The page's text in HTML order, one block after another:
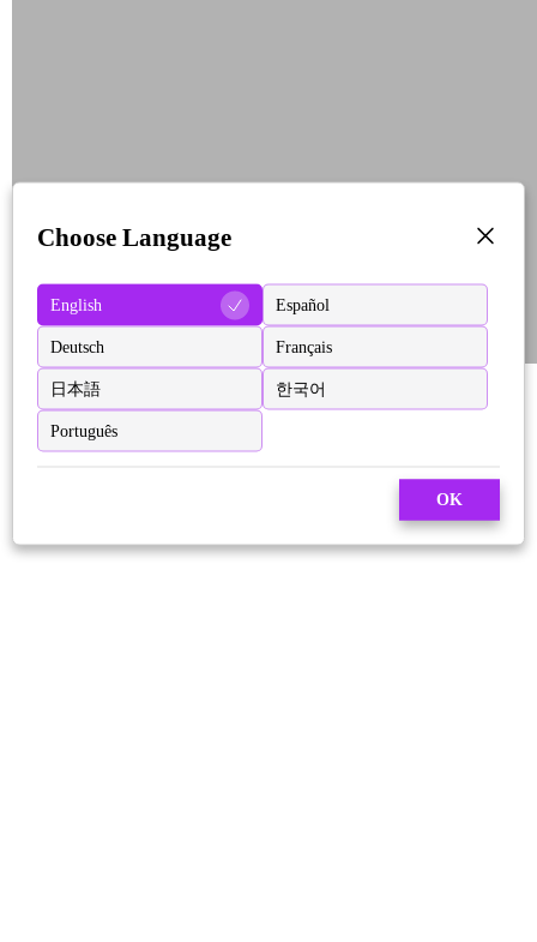
Choose Language
English Español
Deutsch Français
日本語 한국어
Português
OK